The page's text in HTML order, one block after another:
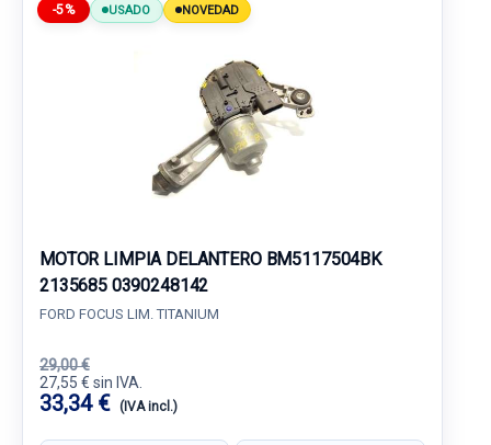
-5% USADO NOVEDAD
MOTOR LIMPIA DELANTERO BM5117504BK
2135685 0390248142
FORD FOCUS LIM. TITANIUM
29,00 €
27,55 € sin IVA.
33,34 € (IVA incl.)